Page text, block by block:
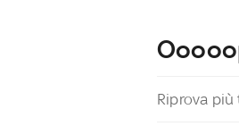
Riprova più